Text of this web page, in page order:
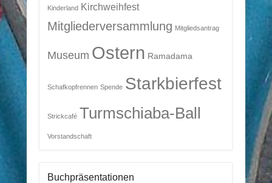
Kinderland Kirchweihfest
Mitgliederversammlung Mitgliedsantrag
Museum Ostern Ramadama
Schafkopfrennen Spende Starkbierfest
Strickcafé Turmschiaba-Ball
Vorstandschaft
Buchpräsentationen